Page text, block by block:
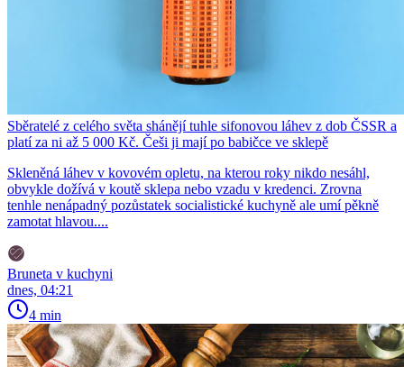
Sběratelé z celého světa shánějí tuhle sifonovou láhev z dob ČSSR a
platí za ni až 5 000 Kč. Češi ji mají po babičce ve sklepě
Skleněná láhev v kovovém opletu, na kterou roky nikdo nesáhl,
obvykle dožívá v koutě sklepa nebo vzadu v kredenci. Zrovna
tenhle nenápadný pozůstatek socialistické kuchyně ale umí pěkně
zamotat hlavou....
Bruneta v kuchyni
dnes, 04:21
4 min